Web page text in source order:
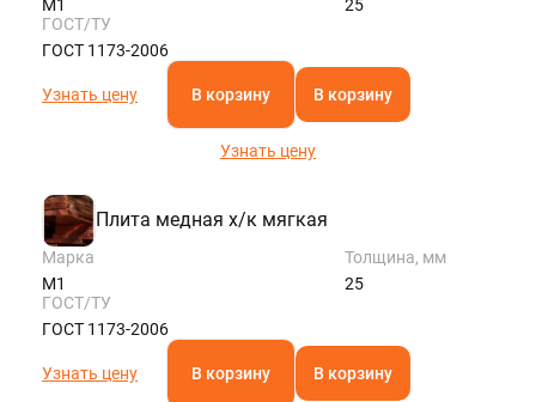
М1
25
ГОСТ/ТУ
ГОСТ 1173-2006
Узнать цену В корзину В корзину
Узнать цену
Плита медная х/к мягкая
Марка
М1
Толщина, мм
25
ГОСТ/ТУ
ГОСТ 1173-2006
Узнать цену В корзину В корзину